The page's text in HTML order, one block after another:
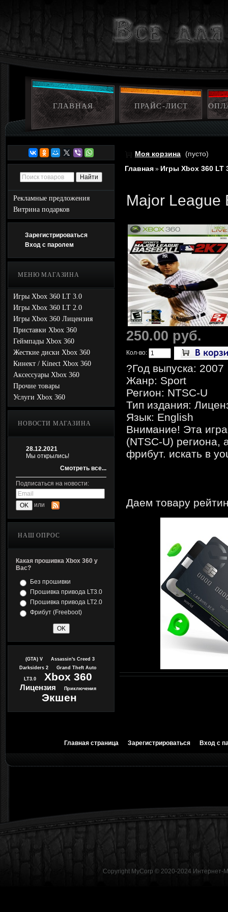
ГЛАВНАЯ ПРАЙС-ЛИСТ
Рекламные предложения
Витрина подарков
Зарегистрироваться
Вход с паролем
МЕНЮ МАГАЗИНА
Игры Xbox 360 LT 3.0
Игры Xbox 360 LT 2.0
Игры Xbox 360 Лицензия
Приставки Xbox 360
Геймпады Xbox 360
Жесткие диски Xbox 360
Кинект / Kinect Xbox 360
Аксессуары Xbox 360
Прочие товары
Услуги Xbox 360
НОВОСТИ МАГАЗИНА
28.12.2021
Мы открылись!
Смотреть все...
Подписаться на новости:
или
НАШ ОПРОС
Какая прошивка Xbox 360 у
Вас?
Без прошивки
Прошивка привода LT3.0
Прошивка привода LT2.0
Фрибут (Freeboot)
(GTA) V
Assassin's Creed 3
Darksiders 2
Grand Theft Auto
LT3.0 Xbox 360
Лицензия Приключения
Экшен
Моя корзина (пусто)
Главная » Игры Xbox 360 LT
Major League
250.00 руб.
Кол-во:
?Год выпуска: 2007
Жанр: Sport
Регион: NTSC-U
Тип издания:
Язык: English
Внимание! Эта игра
(NTSC-U) региона,
фрибут. искать в
Даем товару
Главная страница Зарегистрироваться Вход с
Copyright MyCorp © 2020-2024 Интернет-